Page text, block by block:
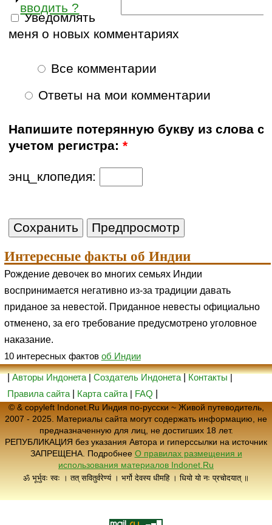
вводить ?
Уведомлять
меня о новых комментариях
Все комментарии
Ответы на мои комментарии
Напишите потерянную букву из слова с
учетом регистра:*
энц_клопедия:
Интересные факты об Индии
Рождение девочек во многих семьях Индии
воспринимается негативно из-за традиции давать
приданое за невестой. Приданное невесты официально
отменено, за его требование предусмотрено уголовное
наказание.
10 интересных фактов об Индии
|Авторы Индонета|Создатель Индонета|Контакты|
Правила сайта
Карта сайта | FAQ
© & copyleft Indonet.Ru Индия по-русски ~ Живой путеводитель,
2007 - 2025. Материалы сайта могут содержать информацию, не
предназначенную для лиц, не достигших 18 лет.
РЕПУБЛИКАЦИЯ без указания Автора и гиперссылки на источник
ЗАПРЕЩЕНА. Подробнее О правилах размещения и
использования материалов Indonet.Ru
ॐ भूर्भुवः स्वः । तत् सवितुर्वरेण्यं । भर्गो देवस्य धीमहि । धियो यो नः प्रचोदयात् ॥